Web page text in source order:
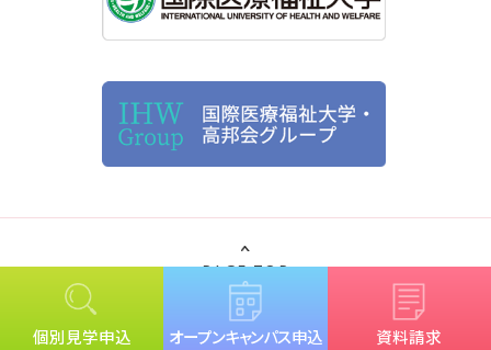
個別見学申込 オープンキャンパス申込 資料請求
PAGE TOP